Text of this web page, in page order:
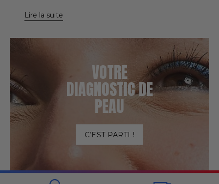
VOTRE
DIAGNOSTIC DE
PEAU
C’EST PARTI !